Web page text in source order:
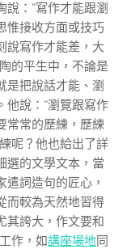
：“寫作才能跟瀏
惟接收方面或技巧
說寫作才能差，大
的平生中，不論是
是把說話才能、瀏
他說：“瀏覽跟寫作
常常的歷練，歷練
呢？他也給出了詳
選的文學文本，當
詞造句的匠心，
而較為天然地習得
其誇大，作文要和
作，如講座場地同